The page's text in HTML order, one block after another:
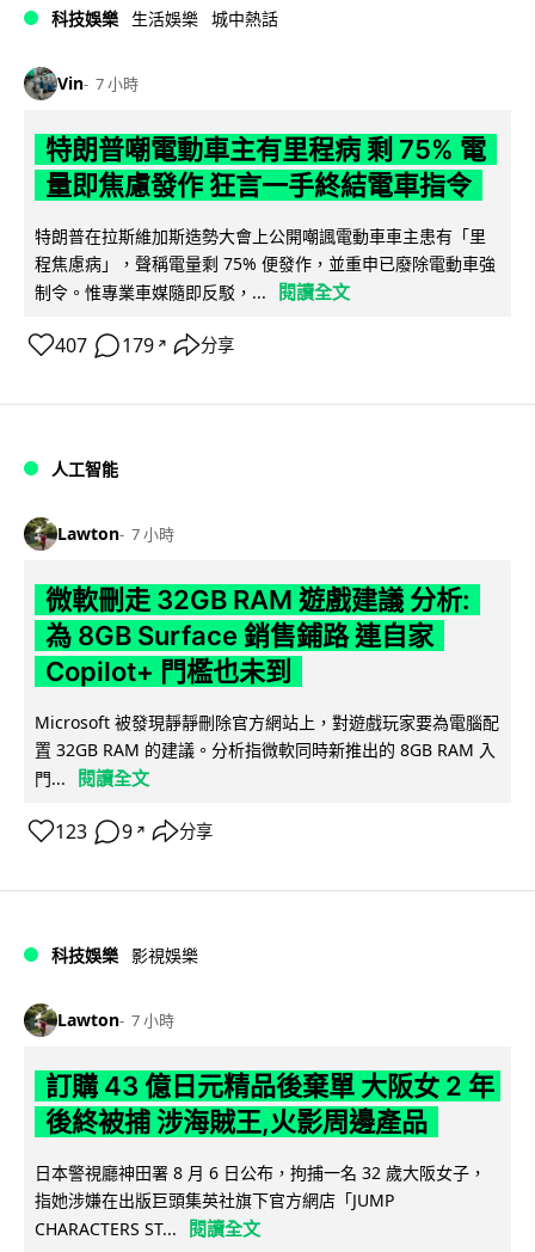
科技娛樂 生活娛樂 城中熱話
Vin 7 小時
特朗普嘲電動車主有里程病 剩 75% 電
量即焦慮發作 狂言一手終結電車指令
特朗普在拉斯維加斯造勢大會上公開嘲諷電動車車主患有「里
程焦慮病」，聲稱電量剩 75% 便發作，並重申已廢除電動車強
制令。惟專業車媒隨即反駁，...
閱讀全文
407 179 ↗ 分享
人工智能
Lawton 7 小時
微軟刪走 32GB RAM 遊戲建議 分析:
為 8GB Surface 銷售鋪路 連自家
Copilot+ 門檻也未到
Microsoft 被發現靜靜刪除官方網站上，對遊戲玩家要為電腦配
置 32GB RAM 的建議。分析指微軟同時新推出的 8GB RAM 入
門...
閱讀全文
123 9 ↗ 分享
科技娛樂 影視娛樂
Lawton 7 小時
訂購 43 億日元精品後棄單 大阪女 2 年
後終被捕 涉海賊王,火影周邊產品
日本警視廳神田署 8 月 6 日公布，拘捕一名 32 歲大阪女子，
指她涉嫌在出版巨頭集英社旗下官方網店「JUMP
CHARACTERS ST...
閱讀全文